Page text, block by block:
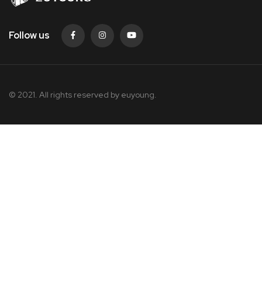
Follow us
© 2021. All rights reserved by euyoung.